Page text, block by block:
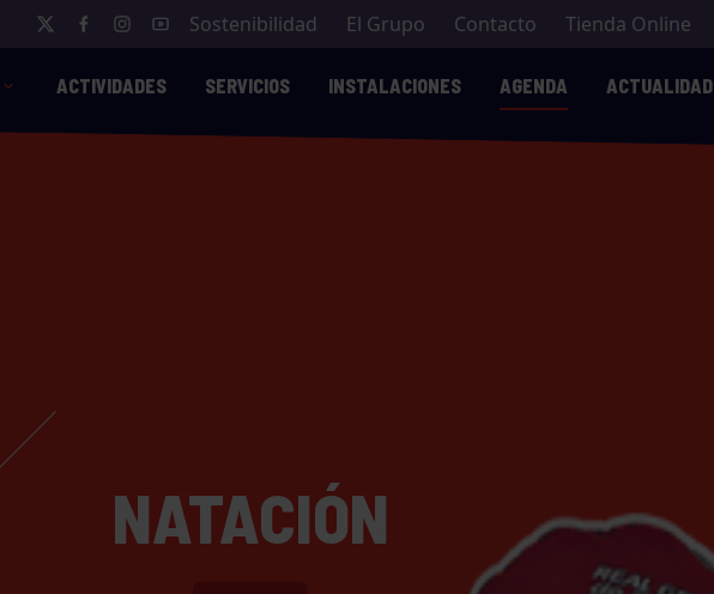
Sostenibilidad El Grupo Contacto Tienda Online
ACTIVIDADES SERVICIOS INSTALACIONES AGENDA ACTUALIDAD
NATACIÓN